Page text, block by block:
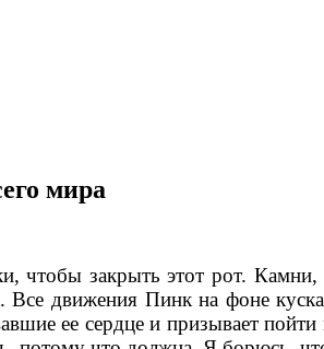
мира
чтобы закрыть этот рот.
Все движения Пинк на фоне
ее сердце и призывает